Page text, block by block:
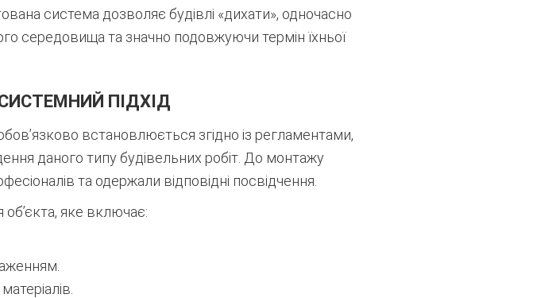
система дозволяє будівлі «дихати», одночасно
середовища та значно подовжуючи термін їхньої
ПІДХІД
встановлюється згідно із регламентами,
даного типу будівельних робіт. До монтажу
та одержали відповідні посвідчення.
яке включає: